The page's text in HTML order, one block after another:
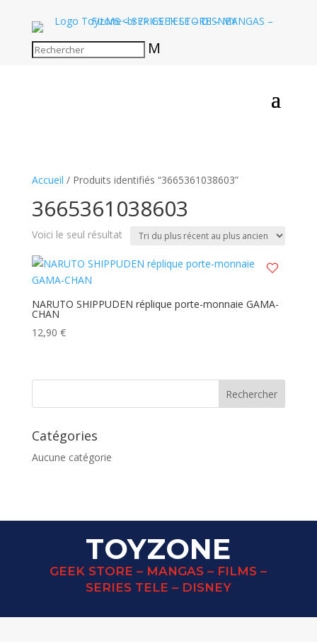
M
Accueil / Produits identifiés “3665361038603”
3665361038603
Voici le seul résultat
NARUTO SHIPPUDEN réplique porte-monnaie GAMA-
CHAN
12,90 €
Catégories
Aucune catégorie
TOYZONE
GEEK STORE – MANGAS – FILMS –
SERIES TELE – DISNEY